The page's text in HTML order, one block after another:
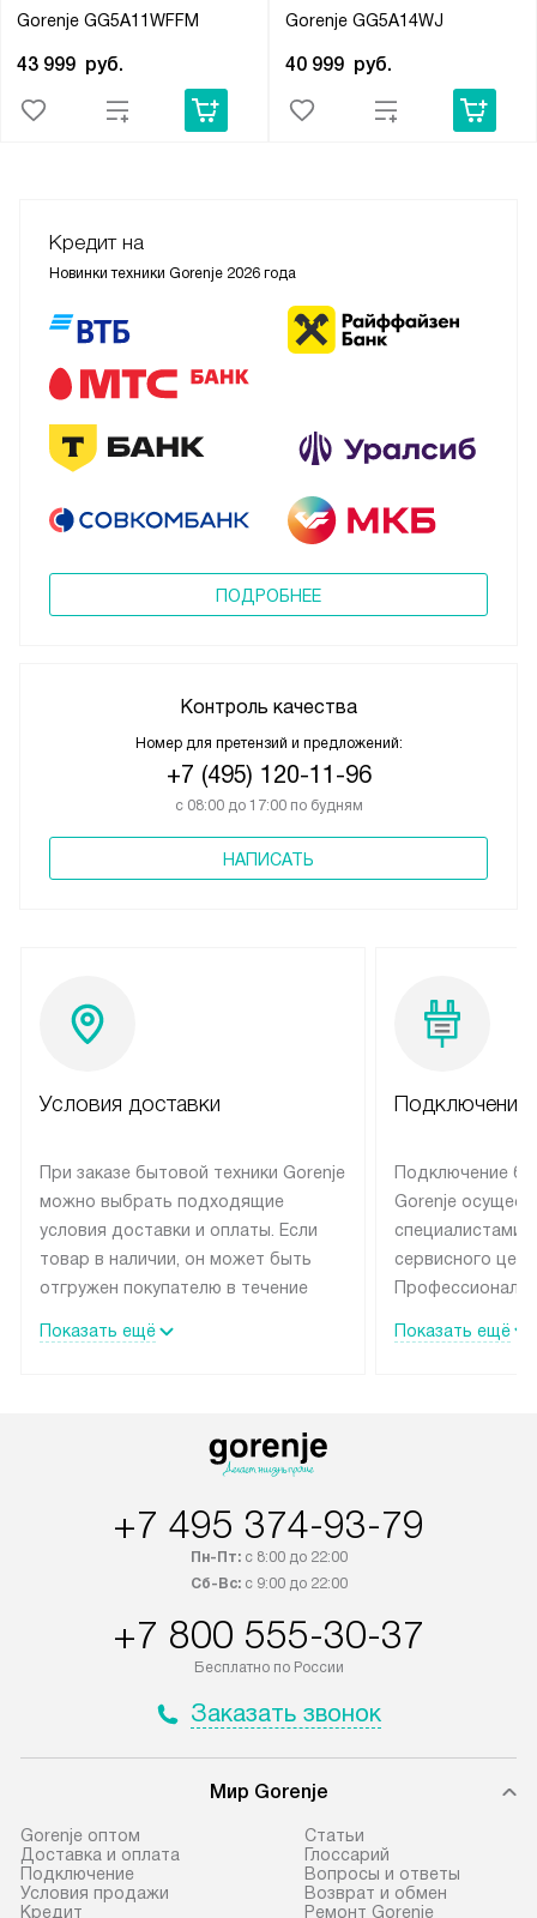
Gorenje GG5A11WFFM
43 999 руб.
Gorenje GG5A14WJ
40 999 руб.
Кредит на
Новинки техники Gorenje 2026 года
ПОДРОБНЕЕ
Контроль качества
Номер для претензий и предложений:
+7 (495) 120-11-96
с 08:00 до 17:00 по будням
НАПИСАТЬ
Условия доставки
При заказе бытовой техники Gorenje
можно выбрать подходящие
условия доставки и оплаты. Если
товар в наличии, он может быть
отгружен покупателю в течение
трех дней. Техника со специальным
оплачивается дополнительно.
Возможна доставка товаров по
Показать ещё
Подключение
Подключение
Gorenje
специалистами
сервисного
гарантия
Показать ещё
+7 495 374-93-79
Пн-Пт:с 8:00 до 22:00
Сб-Вс:с 9:00 до 22:00
+7 800 555-30-37
Бесплатно по России
Заказать звонок
Мир Gorenje
Gorenje оптом
Доставка и оплата
Подключение
Условия продажи
Cтатьи
Глоссарий
Вопросы и ответы
Возврат и обмен